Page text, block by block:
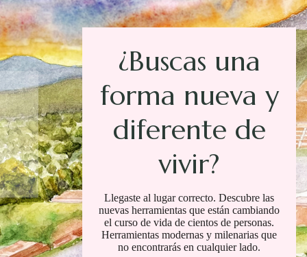
¿Buscas una
forma nueva y
diferente de
vivir?
Llegaste al lugar correcto. Descubre las
nuevas herramientas que están cambiando
el curso de vida de cientos de personas.
Herramientas modernas y milenarias que
no encontrarás en cualquier lado.